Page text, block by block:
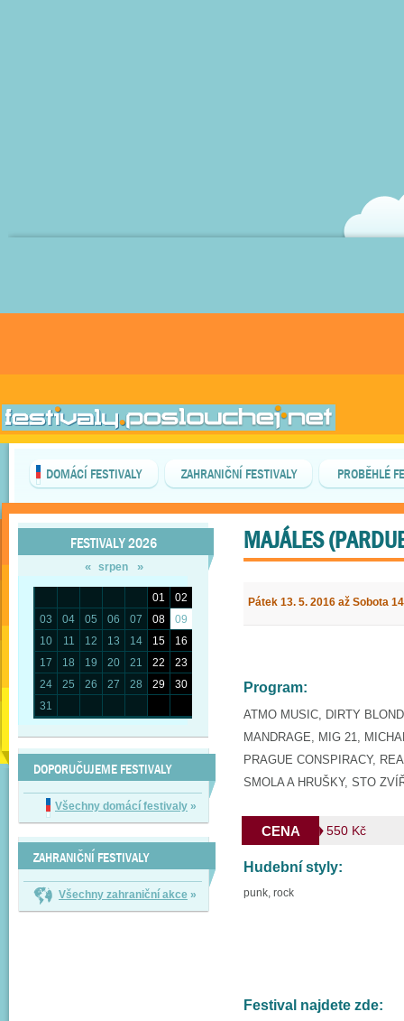
DOMÁCÍ FESTIVALY ZAHRANIČNÍ FESTIVALY PROBĚHLÉ
FESTIVALY 2026
« srpen »
01
02
03
04 05 06 07 08
09
10
11 12 13 14 15
16
17
18 19 20 21 22
23
24
25 26 27 28 29
30
31
DOPORUČUJEME FESTIVALY
Všechny domácí festivaly »
ZAHRANIČNÍ FESTIVALY
Všechny zahraniční akce »
MAJÁLES
Pátek 13. 5. 2016 až Sobota
Program:
ATMO MUSIC, DIRTY
MANDRAGE, MIG 21,
PRAGUE CONSPIRACY,
SMOLA A HRUŠKY, STO
CENA 550 Kč
Hudební styly:
punk, rock
Festival najdete zde: